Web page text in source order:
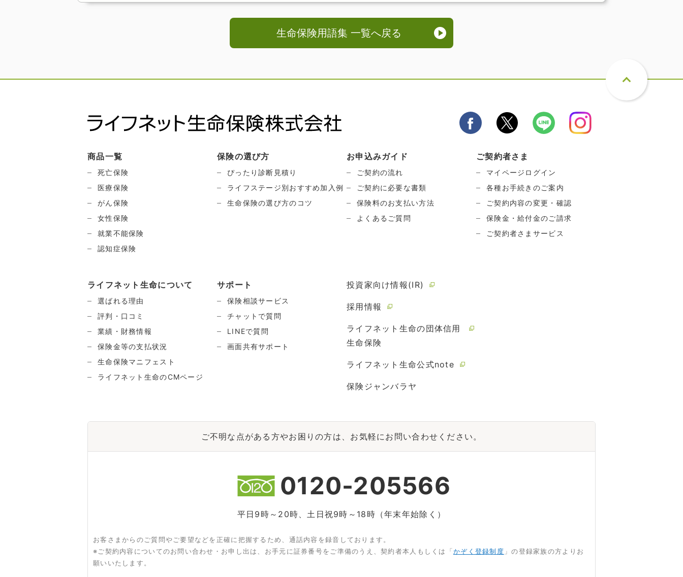
生命保険用語集 一覧へ戻る
商品一覧
死亡保険
医療保険
がん保険
女性保険
就業不能保険
認知症保険
保険の選び方
ぴったり診断見積り
ライフステージ別おすすめ加入例
生命保険の選び方のコツ
お申込みガイド
ご契約の流れ
ご契約に必要な書類
保険料のお支払い方法
よくあるご質問
ご契約者さま
マイページログイン
各種お手続きのご案内
ご契約内容の変更・確認
保険金・給付金のご請求
ご契約者さまサービス
ライフネット生命について
選ばれる理由
評判・口コミ
業績・財務情報
保険金等の支払状況
生命保険マニフェスト
ライフネット生命のCMページ
サポート
保険相談サービス
チャットで質問
LINEで質問
画面共有サポート
投資家向け情報(IR)
採用情報
ライフネット生命の団体信用
生命保険
ライフネット生命公式note
保険ジャンバラヤ
ご不明な点がある方やお困りの方は、お気軽にお問い合わせください。
0120-205566
平日9時～20時、土日祝9時～18時（年末年始除く）
お客さまからのご質問やご要望などを正確に把握するため、通話内容を録音しております。
※ご契約内容についてのお問い合わせ・お申し出は、お手元に証券番号をご準備のうえ、契約者本人もしくは「かぞく登録制度 」の登録家族の方よりお
願いいたします。